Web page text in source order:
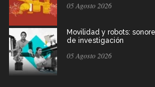
05 Agosto 2026
Movilidad y robots:
de investigación
05 Agosto 2026